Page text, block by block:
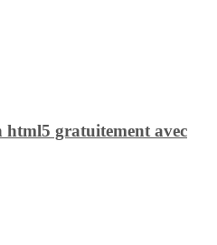
html5 gratuitement avec